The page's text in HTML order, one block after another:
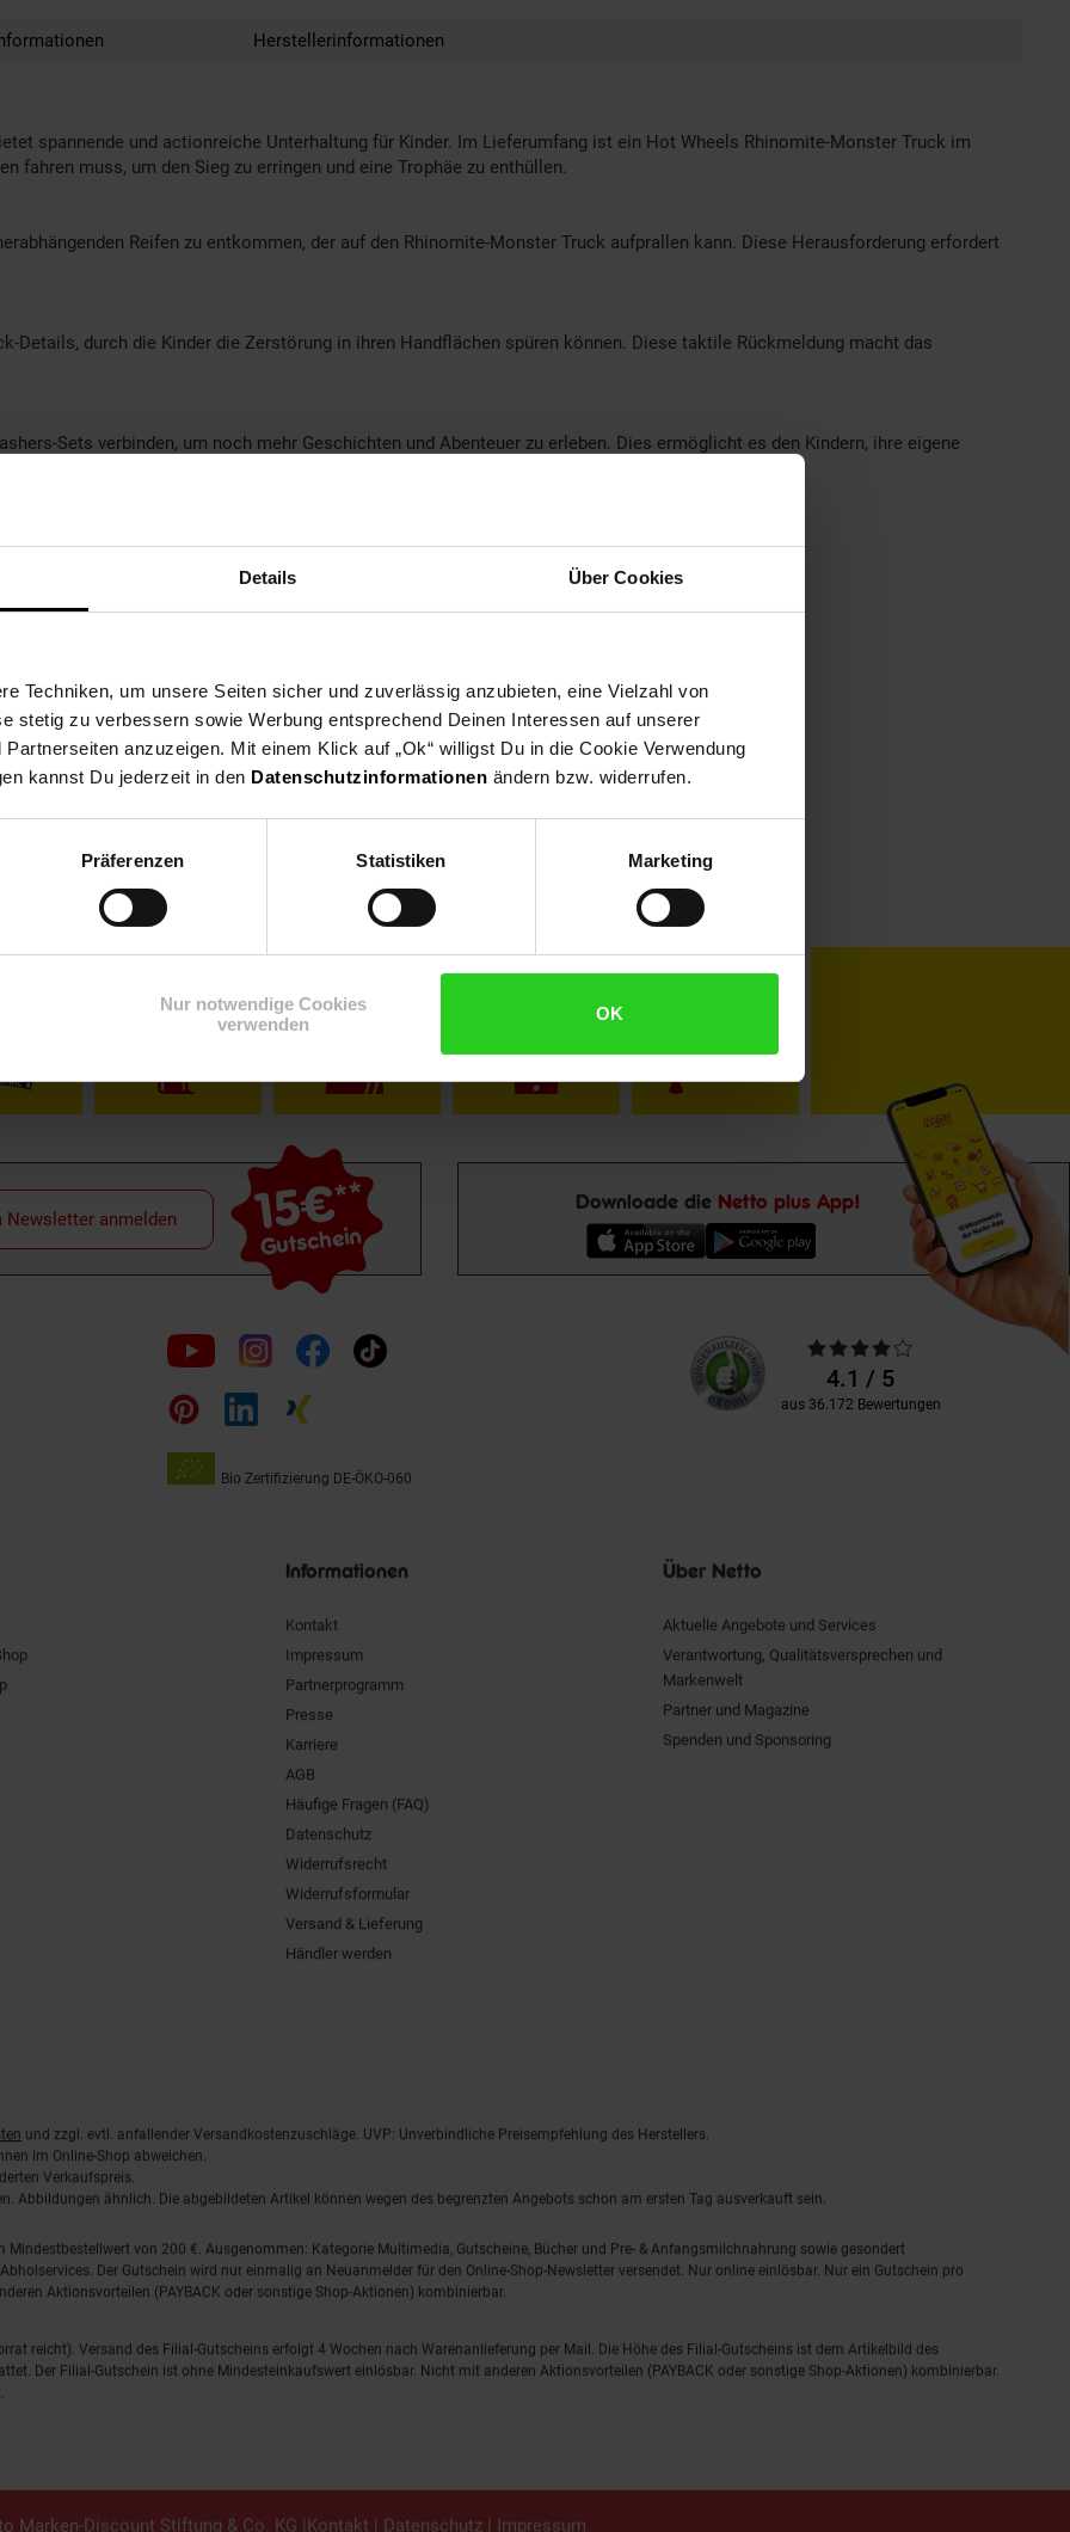
Details Über Cookies
Techniken, um unsere Seiten sicher und zuverlässig anzubieten, eine Vielzahl von
stetig zu verbessern sowie Werbung entsprechend Deinen Interessen auf unserer
anzuzeigen. Mit einem Klick auf „Ok“ willigst Du in die Cookie Verwendung
kannst Du jederzeit in den Datenschutzinformationen ändern bzw. widerrufen.
Präferenzen Statistiken Marketing
Nur notwendige Cookies
verwenden
OK
Herstellerinformationen
spannende und actionreiche Unterhaltung für Kinder. Im Lieferumfang ist ein Hot Wheels Rhinomite-Monster Truck im
fahren muss, um den Sieg zu erringen und eine Trophäe zu enthüllen.
Reifen zu entkommen, der auf den Rhinomite-Monster Truck aufprallen kann. Diese Herausforderung erfordert
Details, durch die Kinder die Zerstörung in ihren Handflächen spüren können. Diese taktile Rückmeldung macht das
Sets verbinden, um noch mehr Geschichten und Abenteuer zu erleben. Dies ermöglicht es den Kindern, ihre eigene
die verschluckt werden können. Erstickungsgefahr!
NettoKOM Karriere
15€**
Gutschein
Newsletter anmelden
Downloade die Netto plus App!
Folge
uns
auf
Bio Zertifizierung DE-ÖKO-060
Unsere
Kundenbewertungen
Durchschnittliche
Bewertungen4.1 / 5
aus 36.172 Bewertungen
Informationen
Kontakt
Impressum
Partnerprogramm
Presse
Karriere
AGB
Häufige Fragen (FAQ)
Datenschutz
Widerrufsrecht
Widerrufsformular
Versand & Lieferung
Händler werden
Über Netto
Aktuelle Angebote und Services
Verantwortung, Qualitätsversprechen und
Markenwelt
Partner und Magazine
Spenden und Sponsoring
und zzgl. evtl. anfallender Versandkostenzuschläge. UVP: Unverbindliche Preisempfehlung des Herstellers.
im Online-Shop abweichen.
Verkaufspreis.
Abbildungen ähnlich. Die abgebildeten Artikel können wegen des begrenzten Angebots schon am ersten Tag ausverkauft sein.
von 200 €. Ausgenommen: Kategorie Multimedia, Gutscheine, Bücher und Pre- & Anfangsmilchnahrung sowie gesondert
Der Gutschein wird nur einmalig an Neuanmelder für den Online-Shop-Newsletter versendet. Nur online einlösbar. Nur ein Gutschein pro
Aktionsvorteilen (PAYBACK oder sonstige Shop-Aktionen) kombinierbar.
reicht). Versand des Filial-Gutscheins erfolgt 4 Wochen nach Warenanlieferung per Mail. Die Höhe des Filial-Gutscheins ist dem Artikelbild des
Der Filial-Gutschein ist ohne Mindesteinkaufswert einlösbar. Nicht mit anderen Aktionsvorteilen (PAYBACK oder sonstige Shop-Aktionen) kombinierbar.